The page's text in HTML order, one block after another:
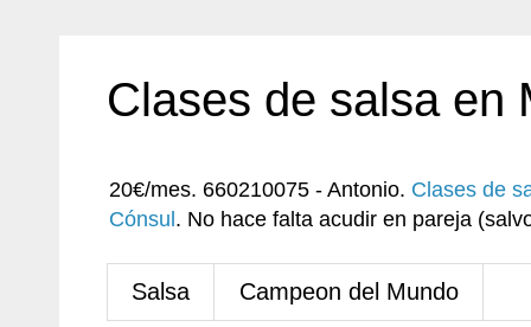
Clases de salsa en
20€/mes. 660210075 - Antonio. Clases de
Cónsul . No hace falta acudir en pareja
Salsa Campeon del Mundo